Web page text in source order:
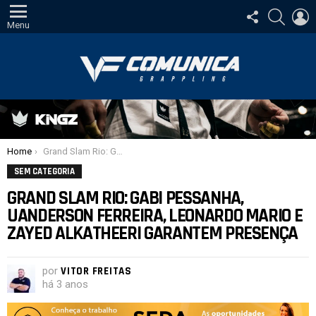
Menu
SIGA-
NOS
Você está aqui:
Home Grand Slam Rio: Gabi Pessanha, Uanderson Ferreira, Leonardo Mario e Zayed Alkatheeri garantem presença
SEM CATEGORIA
GRAND SLAM RIO: GABI PESSANHA,
UANDERSON FERREIRA, LEONARDO MARIO E
ZAYED ALKATHEERI GARANTEM PRESENÇA
por VITOR FREITAS
há 3 anos